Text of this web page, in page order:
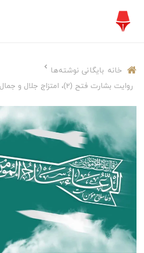
خانه بایگانی نوشته‌ها
روایت بشارت فتح (۲)، امتزاج جلال و جمال